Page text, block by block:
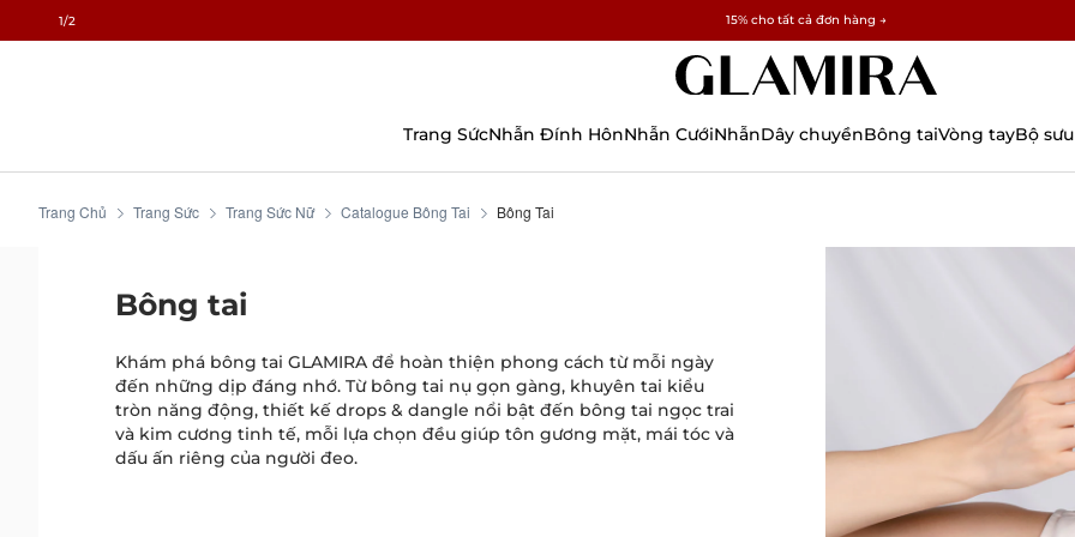
1/2 15% cho tất cả đơn hàng →
✓ Hoàn trả trong 60 ngày ✓ Miễn phí thay đổi kích thước
Trang SứcNhẫn Đính HônNhẫn CướiNhẫnDây chuyềnBông taiVòng tayBộ
Trang Chủ Trang Sức Trang Sức Nữ Catalogue Bông Tai Bông Tai
Bông tai
Khám phá bông tai GLAMIRA để hoàn thiện phong cách từ mỗi ngày
đến những dịp đáng nhớ. Từ bông tai nụ gọn gàng, khuyên tai kiểu
tròn năng động, thiết kế drops & dangle nổi bật đến bông tai ngọc trai
và kim cương tinh tế, mỗi lựa chọn đều giúp tôn gương mặt, mái tóc và
dấu ấn riêng của người đeo.